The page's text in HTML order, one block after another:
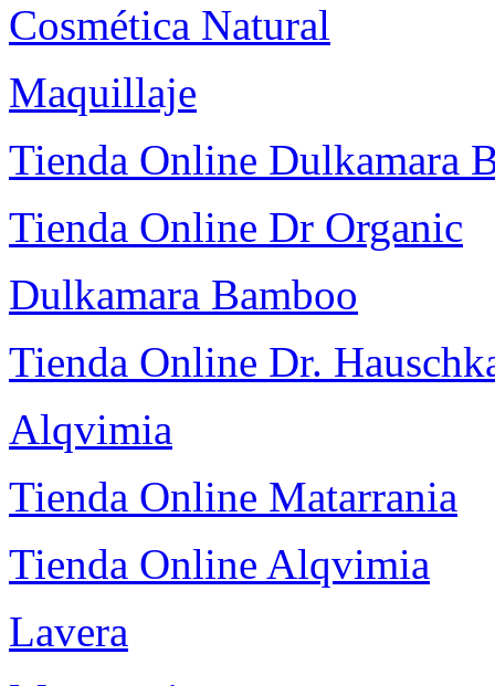
Cosmética Natural
Maquillaje
Tienda Online Dulkamara
Tienda Online Dr Organic
Dulkamara Bamboo
Tienda Online Dr.
Alqvimia
Tienda Online Matarrania
Tienda Online Alqvimia
Lavera